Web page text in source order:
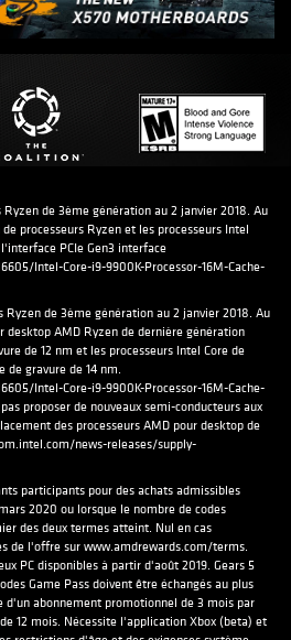
Ryzen de 3ème génération au 2 janvier 2018. Au
processeurs Ryzen et les processeurs Intel
PCIe Gen3 interface
Intel-Core-i9-9900K-Processor-16M-Cache-
Ryzen de 3ème génération au 2 janvier 2018. Au
desktop AMD Ryzen de dernière génération
de 12 nm et les processeurs Intel Core de
de gravure de 14 nm.
Intel-Core-i9-9900K-Processor-16M-Cache-
proposer de nouveaux semi-conducteurs aux
des processeurs AMD pour desktop de
news-releases/supply-
participants pour des achats admissibles
2020 ou lorsque le nombre de codes
des deux termes atteint. Nul en cas
de l'offre surwww.amdrewards.com/terms.
PC disponibles à partir d'août 2019. Gears 5
Game Pass doivent être échangés au plus
abonnement promotionnel de 3 mois par
12 mois. Nécessite l'application Xbox (beta) et